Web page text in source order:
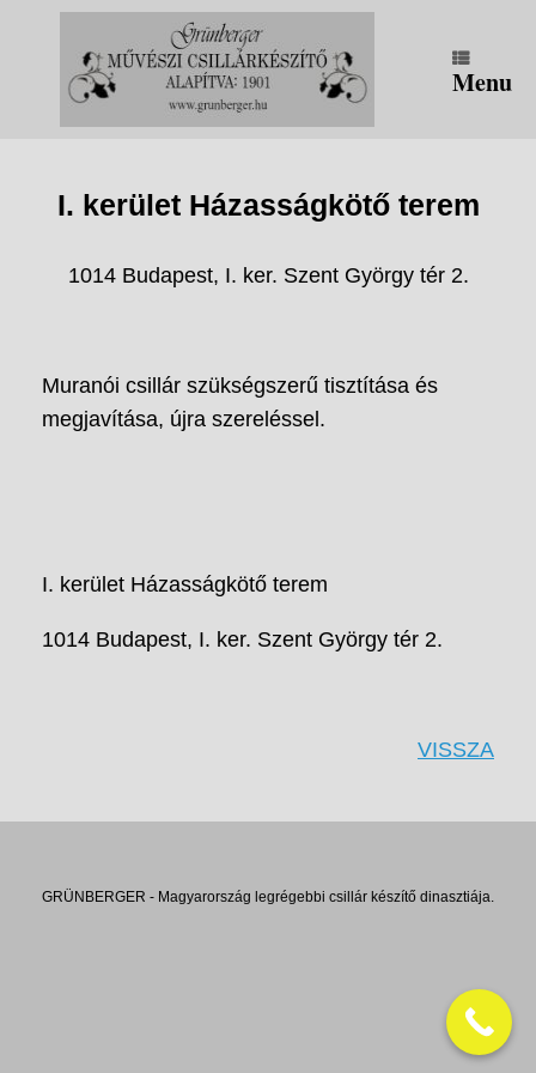
Menu
I. kerület Házasságkötő terem
1014 Budapest, I. ker. Szent György tér 2.
Muranói csillár szükségszerű tisztítása és
megjavítása, újra szereléssel.
I. kerület Házasságkötő terem
1014 Budapest, I. ker. Szent György tér 2.
VISSZA
GRÜNBERGER - Magyarország legrégebbi csillár készítő dinasztiája.